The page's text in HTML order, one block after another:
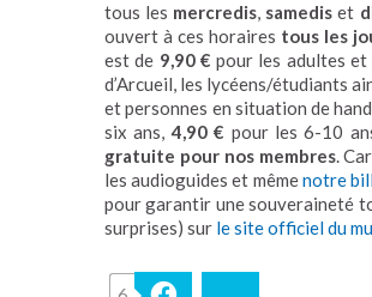
tous les mercredis, samedis et
ouvert à ces horaires tous les
est de 9,90 € pour les adultes et
d’Arcueil, les lycéens/étudiants
et personnes en situation de
six ans,4,90 € pour les 6-10
gratuite pour nos membres.
les audioguides et mêmenotre
pour garantir une souveraineté
surprises) sur le site officiel du